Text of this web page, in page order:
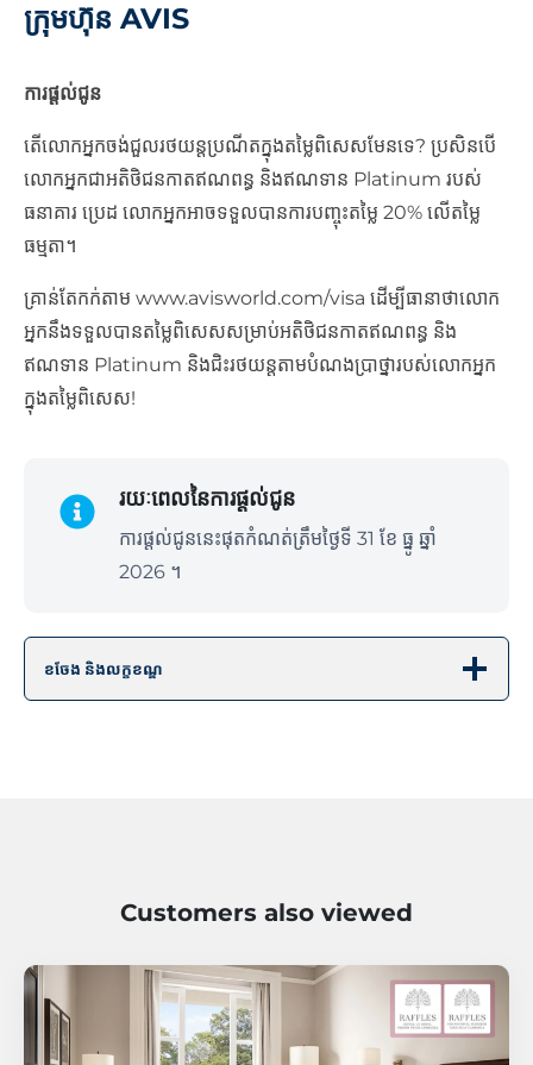
ក្រុមហ៊ុន AVIS
ការផ្ដល់ជូន
តើលោកអ្នកចង់ជួលរថយន្តប្រណីតក្នុងតម្លៃពិសេសមែនទេ? ប្រសិនបើ
លោកអ្នកជាអតិថិជនកាតឥណពន្ធ និងឥណទាន Platinum របស់
ធនាគារ ប្រេដ លោកអ្នកអាចទទួលបានការបញ្ចុះតម្លៃ 20% លើតម្លៃ
ធម្មតា។
គ្រាន់តែកក់តាម www.avisworld.com/visa ដើម្បីធានាថាលោក
អ្នកនឹងទទួលបានតម្លៃពិសេសសម្រាប់អតិថិជនកាតឥណពន្ធ និង
ឥណទាន Platinum និងជិះរថយន្តតាមបំណងប្រាថ្នារបស់លោកអ្នក
ក្នុងតម្លៃពិសេស!
រយៈពេលនៃការផ្តល់ជូន
ការផ្ដល់ជូននេះផុតកំណត់ត្រឹមថ្ងៃទី 31 ខែ ធ្នូ ឆ្នាំ
2026 ។
ខចែង និងលក្ខខណ្ឌ
Customers also viewed